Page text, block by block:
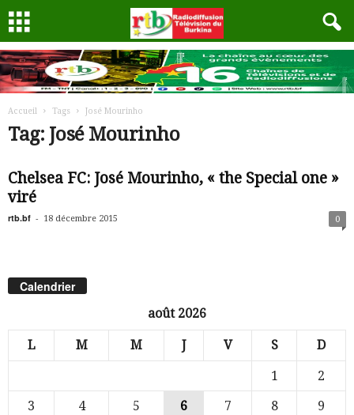
Accueil Tags José Mourinho
Tag: José Mourinho
Chelsea FC: José Mourinho, « the Special one »
viré
rtb.bf - 18 décembre 2015 0
Calendrier
août 2026
L M M J V S D
1
2
3
4 5 6 7 8
9